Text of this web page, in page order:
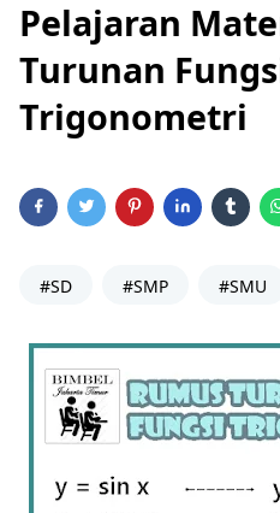
Pelajaran
Turunan
Trigonometri
#SD #SMP #SMU